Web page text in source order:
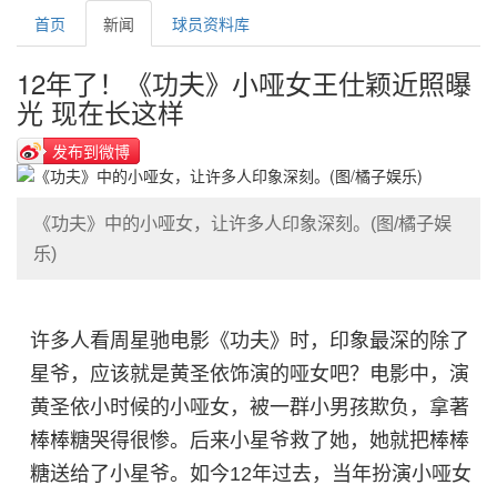
首页 新闻 球员资料库
12年了！《功夫》小哑女王仕颖近照曝
光 现在长这样
发布到微博
《功夫》中的小哑女，让许多人印象深刻。(图/橘子娱
乐)
许多人看周星驰电影《功夫》时，印象最深的除了
星爷，应该就是黄圣依饰演的哑女吧？电影中，演
黄圣依小时候的小哑女，被一群小男孩欺负，拿著
棒棒糖哭得很惨。后来小星爷救了她，她就把棒棒
糖送给了小星爷。如今12年过去，当年扮演小哑女